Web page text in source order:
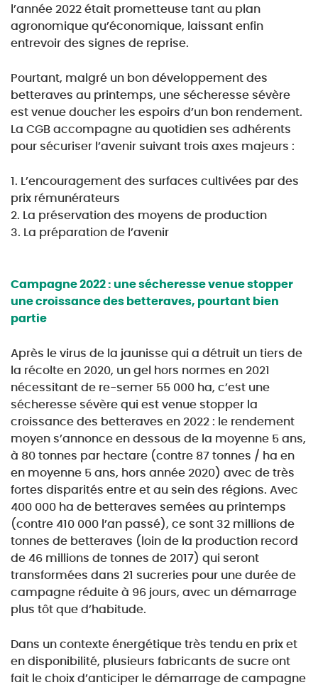
l’année 2022 était prometteuse tant au plan
agronomique qu’économique, laissant enfin
entrevoir des signes de reprise.
Pourtant, malgré un bon développement des
betteraves au printemps, une sécheresse sévère
est venue doucher les espoirs d’un bon rendement.
La CGB accompagne au quotidien ses adhérents
pour sécuriser l’avenir suivant trois axes majeurs :
1. L’encouragement des surfaces cultivées par des
prix rémunérateurs
2. La préservation des moyens de production
3. La préparation de l’avenir
Campagne 2022 : une sécheresse venue stopper
une croissance des betteraves, pourtant bien
partie
Après le virus de la jaunisse qui a détruit un tiers de
la récolte en 2020, un gel hors normes en 2021
nécessitant de re-semer 55 000 ha, c’est une
sécheresse sévère qui est venue stopper la
croissance des betteraves en 2022 : le rendement
moyen s’annonce en dessous de la moyenne 5 ans,
à 80 tonnes par hectare (contre 87 tonnes / ha en
en moyenne 5 ans, hors année 2020) avec de très
fortes disparités entre et au sein des régions. Avec
400 000 ha de betteraves semées au printemps
(contre 410 000 l’an passé), ce sont 32 millions de
tonnes de betteraves (loin de la production record
de 46 millions de tonnes de 2017) qui seront
transformées dans 21 sucreries pour une durée de
campagne réduite à 96 jours, avec un démarrage
plus tôt que d’habitude.
Dans un contexte énergétique très tendu en prix et
en disponibilité, plusieurs fabricants de sucre ont
fait le choix d’anticiper le démarrage de campagne